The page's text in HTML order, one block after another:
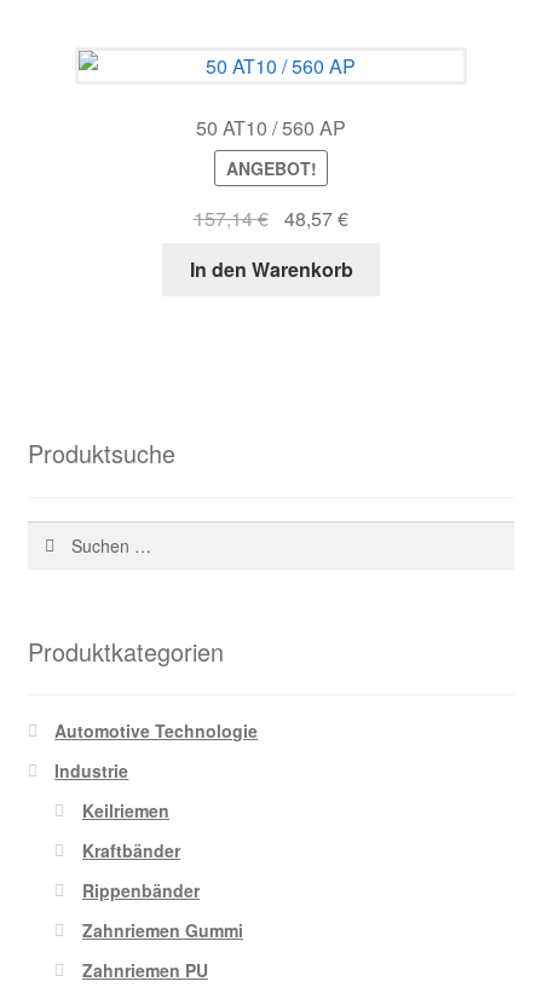
50 AT10 / 560 AP
ANGEBOT!
157,14€ Ursprünglicher
war:
48,57€Aktueller
ist:
In den Warenkorb
Produktsuche
Suchen
Produktkategorien
Automotive Technologie
Industrie
Keilriemen
Kraftbänder
Rippenbänder
Zahnriemen Gummi
Zahnriemen PU